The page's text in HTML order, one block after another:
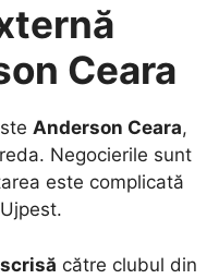
Ceara
Anderson Ceara,
Negocierile sunt
este complicată
către clubul din